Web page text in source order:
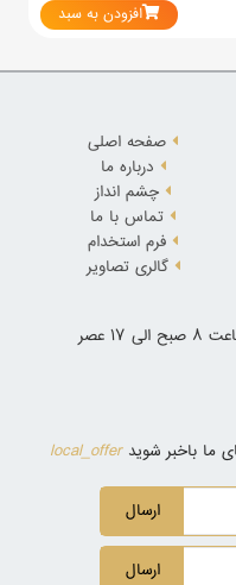
افزودن به سبد
صفحه اصلی
درباره ما
چشم انداز
تماس با ما
فرم استخدام
گالری تصاویر
عصر
ما باخبر شویدlocal_offer
ارسال
ارسال